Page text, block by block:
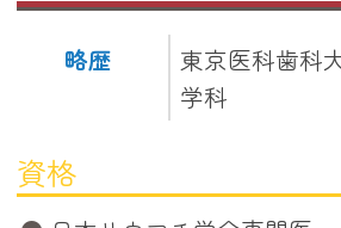
略歴
東京医科歯科
学科
資格